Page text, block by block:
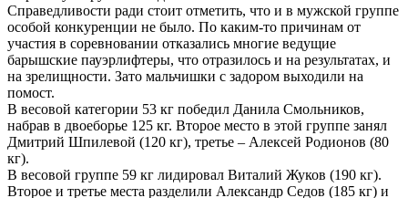
Справедливости ради стоит отметить, что и в мужской группе
особой конкуренции не было. По каким-то причинам от
участия в соревновании отказались многие ведущие
барышские пауэрлифтеры, что отразилось и на результатах, и
на зрелищности. Зато мальчишки с задором выходили на
помост.
В весовой категории 53 кг победил Данила Смольников,
набрав в двоеборье 125 кг. Второе место в этой группе занял
Дмитрий Шпилевой (120 кг), третье – Алексей Родионов (80
кг).
В весовой группе 59 кг лидировал Виталий Жуков (190 кг).
Второе и третье места разделили Александр Седов (185 кг) и